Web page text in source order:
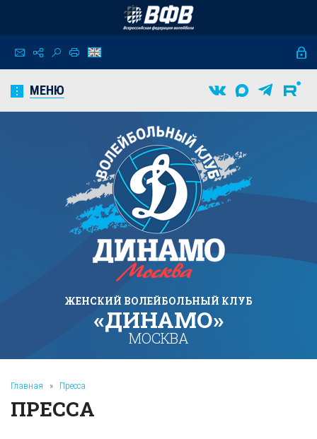
МЕНЮ
ЖЕНСКИЙ ВОЛЕЙБОЛЬНЫЙ КЛУБ
«ДИНАМО»
МОСКВА
Главная » Пресса
ПРЕССА